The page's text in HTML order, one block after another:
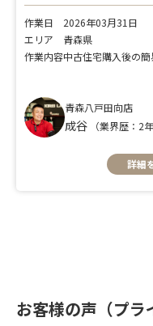
作業日
2026年03月31日
エリア
青森県
作業内容
青森八戸田向店
成谷 （業界歴：2年
詳細
お客様の声（プラ